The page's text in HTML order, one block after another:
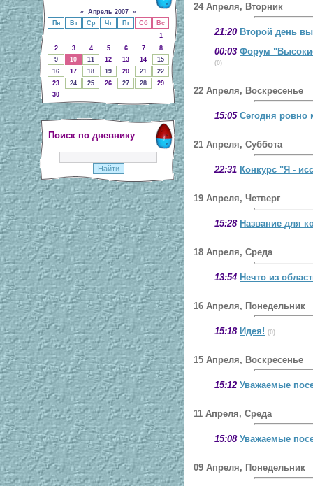
« Апрель 2007 »
Пн
Вт Ср Чт Пт Сб
Вс
1
2
3 4 5 6 7
8
9
10 11 12 13 14
15
16
17 18 19 20 21
22
23
24 25 26 27 28
29
30
Поиск по дневнику
24 Апреля, Вторник
21:20 Второй день
00:03 Форум
(0)
22 Апреля, Воскресенье
15:05 Сегодня ровно
21 Апреля, Суббота
22:31 Конкурс "Я -
19 Апреля, Четверг
15:28 Название для
18 Апреля, Среда
13:54 Нечто из
16 Апреля, Понедельник
15:18 Идея! (0)
15 Апреля, Воскресенье
15:12 Уважаемые
11 Апреля, Среда
15:08 Уважаемые
09 Апреля, Понедельник